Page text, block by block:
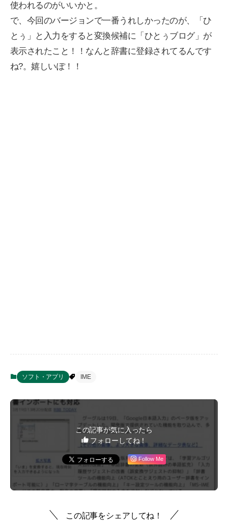
使われるのがいいかと。
で、今回のバージョンで一番うれしかったのが、「ひ
とぅ」と入力をすると変換候補に「ひとぅブログ」が
表示されたこと！！なんと辞書に登録されてるんです
ね?。嬉しいぽ！！
ソフト・アプリ IME
この記事が気に入ったら
フォローしてね！
Follow Me
この記事をシェアしてね！